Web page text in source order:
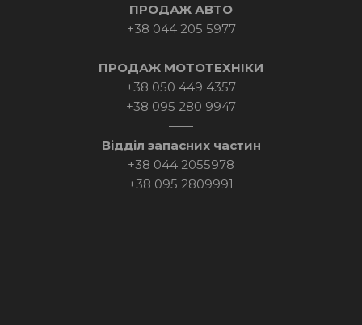
ПРОДАЖ АВТО
+38 044 205 5977
——
ПРОДАЖ МОТОТЕХНІКИ
+38 050 449 4357
+38 095 280 9947
——
Відділ запасних частин
+38 044 2055978
+38 095 2809991